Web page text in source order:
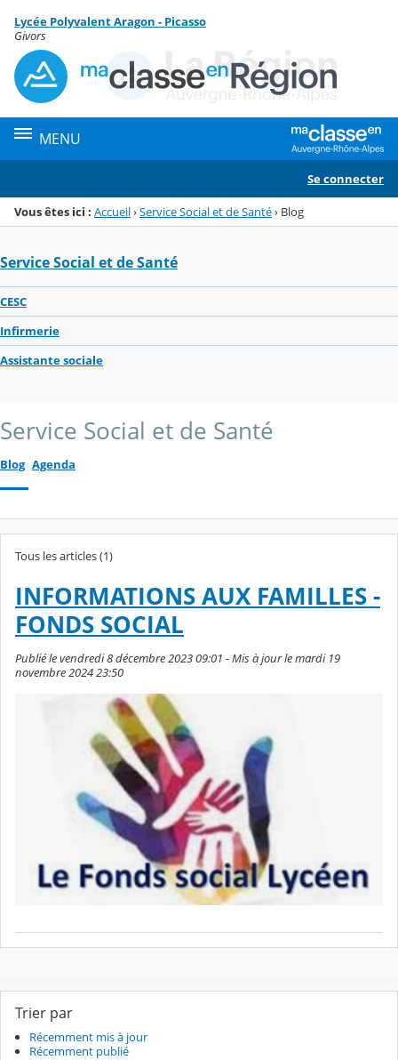
Menu de la rubrique
Contenu
Lycée Polyvalent Aragon - Picasso
Givors
MENU
Se connecter
Vous êtes ici : Accueil›Service Social et de Santé› Blog
Service Social et de Santé
CESC
Infirmerie
Assistante sociale
Service Social et de Santé
Blog Agenda
Tous les articles (1)
INFORMATIONS AUX FAMILLES -
FONDS SOCIAL
Publié le vendredi 8 décembre 2023 09:01 - Mis à jour le mardi 19
novembre 2024 23:50
Trier par
Récemment mis à jour
Récemment publié